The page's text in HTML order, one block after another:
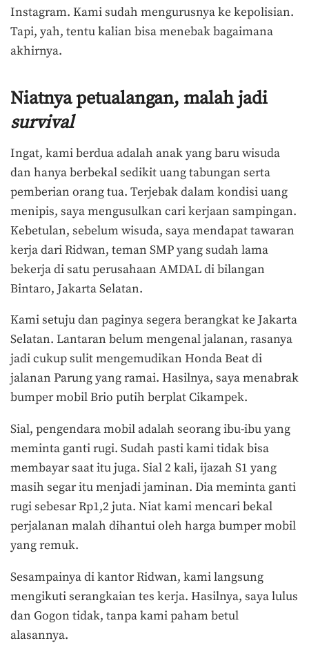
Instagram. Kami sudah mengurusnya ke kepolisian.
Tapi, yah, tentu kalian bisa menebak bagaimana
akhirnya.
Niatnya petualangan, malah jadi
survival
Ingat, kami berdua adalah anak yang baru wisuda
dan hanya berbekal sedikit uang tabungan serta
pemberian orang tua. Terjebak dalam kondisi uang
menipis, saya mengusulkan cari kerjaan sampingan.
Kebetulan, sebelum wisuda, saya mendapat tawaran
kerja dari Ridwan, teman SMP yang sudah lama
bekerja di satu perusahaan AMDAL di bilangan
Bintaro, Jakarta Selatan.
Kami setuju dan paginya segera berangkat ke Jakarta
Selatan. Lantaran belum mengenal jalanan, rasanya
jadi cukup sulit mengemudikan Honda Beat di
jalanan Parung yang ramai. Hasilnya, saya menabrak
bumper mobil Brio putih berplat Cikampek.
Sial, pengendara mobil adalah seorang ibu-ibu yang
meminta ganti rugi. Sudah pasti kami tidak bisa
membayar saat itu juga. Sial 2 kali, ijazah S1 yang
masih segar itu menjadi jaminan. Dia meminta ganti
rugi sebesar Rp1,2 juta. Niat kami mencari bekal
perjalanan malah dihantui oleh harga bumper mobil
yang remuk.
Sesampainya di kantor Ridwan, kami langsung
mengikuti serangkaian tes kerja. Hasilnya, saya lulus
dan Gogon tidak, tanpa kami paham betul
alasannya.